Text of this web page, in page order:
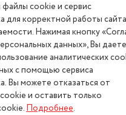
Условия возврата
ошибку на сайте? Напишите нам
магазин "АстМаркет". У нас есть
конфиденциальности
cookie и сервис
для корректной работы
Нажимая кнопку
данных», Вы даете
аналитических
с помощью сервиса
Вы можете отказаться от
и оставить только
Подробнее.